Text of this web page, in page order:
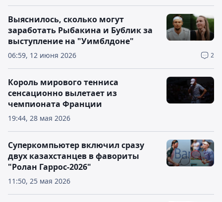
06:59, 12 июня 2026 2
Выяснилось, сколько могут
заработать Рыбакина и Бублик за
выступление на "Уимблдоне"
19:44, 28 мая 2026
Король мирового тенниса
сенсационно вылетает из
чемпионата Франции
11:50, 25 мая 2026
Суперкомпьютер включил сразу
двух казахстанцев в фавориты
"Ролан Гаррос-2026"